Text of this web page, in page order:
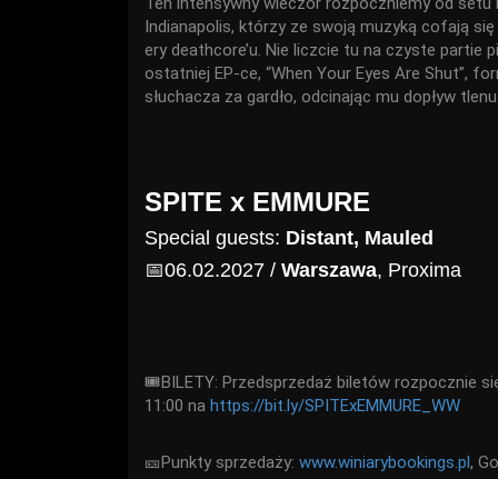
Indianapolis, którzy ze swoją muzyką cofają
ery deathcore’u. Nie liczcie tu na czyste partie
ostatniej EP-ce, “When Your Eyes Are Shut”,
słuchacza za gardło, odcinając mu dopływ
SPITE x EMMURE
Special guests: Distant, Mauled
📅06.02.2027 / Warszawa, Proxima
🎟BILETY: Przedsprzedaż biletów rozpocznie
11:00 na https://bit.ly/SPITExEMMURE_WW
🎫Punkty sprzedaży: www.winiarybookings.pl ,